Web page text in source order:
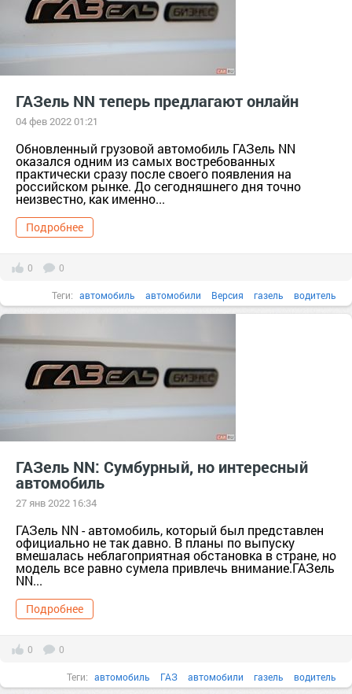
ГАЗель NN теперь предлагают онлайн
04 фев 2022 01:21
Обновленный грузовой автомобиль ГАЗель NN
оказался одним из самых востребованных
практически сразу после своего появления на
российском рынке. До сегодняшнего дня точно
неизвестно, как именно...
Подробнее
0 0
Теги: автомобиль автомобили Версия газель водитель
ГАЗель NN: Сумбурный, но интересный
автомобиль
27 янв 2022 16:34
ГАЗель NN - автомобиль, который был представлен
официально не так давно. В планы по выпуску
вмешалась неблагоприятная обстановка в стране, но
модель все равно сумела привлечь внимание.ГАЗель
NN...
Подробнее
0 0
Теги: автомобиль ГАЗ автомобили газель водитель